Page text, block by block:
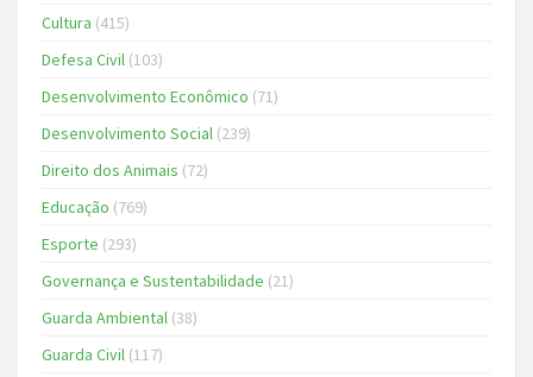
Cultura (415)
Defesa Civil (103)
Desenvolvimento Econômico (71)
Desenvolvimento Social (239)
Direito dos Animais (72)
Educação (769)
Esporte (293)
Governança e Sustentabilidade (21)
Guarda Ambiental (38)
Guarda Civil (117)